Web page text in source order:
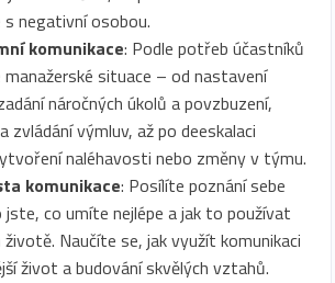
s negativní osobou.
komunikace: Podle potřeb účastníků
manažerské situace – od nastavení
náročných úkolů a povzbuzení,
zvládání výmluv, až po deeskalaci
naléhavosti nebo změny v týmu.
komunikace: Posílíte poznání sebe
jste, co umíte nejlépe a jak to používat
Naučíte se, jak využít komunikaci
život a budování skvělých vztahů.